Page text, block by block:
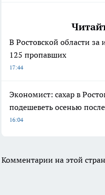
В Ростовской области
125 пропавших
17:44
Экономист: сахар в
подешеветь осенью
16:04
Комментарии на этой